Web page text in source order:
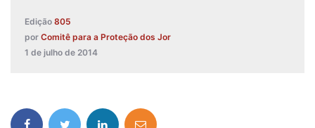
Edição 805
por Comitê para a Proteção dos Jor
1 de julho de 2014